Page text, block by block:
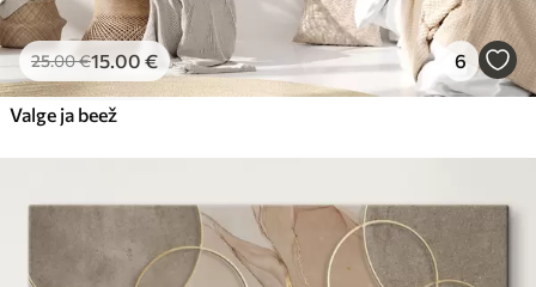
25.00€15.00 € 6
Valge ja beež